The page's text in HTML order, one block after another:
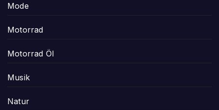
Mode
Motorrad
Motorrad Öl
Musik
Natur